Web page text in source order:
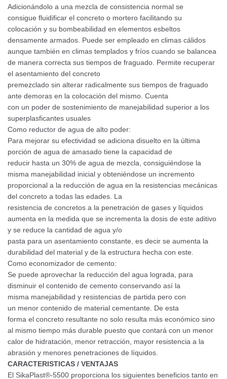
Adicionándolo a una mezcla de consistencia normal se
consigue fluidificar el concreto o mortero facilitando su
colocación y su bombeabilidad en elementos esbeltos
densamente armados. Puede ser empleado en climas cálidos
aunque también en climas templados y fríos cuando se balancea
de manera correcta sus tiempos de fraguado. Permite recuperar
el asentamiento del concreto
premezclado sin alterar radicalmente sus tiempos de fraguado
ante demoras en la colocación del mismo. Cuenta
con un poder de sostenimiento de manejabilidad superior a los
superplasficantes usuales
Como reductor de agua de alto poder:
Para mejorar su efectividad se adiciona disuelto en la última
porción de agua de amasado tiene la capacidad de
reducir hasta un 30% de agua de mezcla, consiguiéndose la
misma manejabilidad inicial y obteniéndose un incremento
proporcional a la reducción de agua en la resistencias mecánicas
del concreto a todas las edades. La
resistencia de concretos a la penetración de gases y líquidos
aumenta en la medida que se incrementa la dosis de este aditivo
y se reduce la cantidad de agua y/o
pasta para un asentamiento constante, es decir se aumenta la
durabilidad del material y de la estructura hecha con este.
Como economizador de cemento:
Se puede aprovechar la reducción del agua lograda, para
disminuir el contenido de cemento conservando así la
misma manejabilidad y resistencias de partida pero con
un menor contenido de material cementante. De esta
forma el concreto resultante no solo resulta más económico sino
al mismo tiempo más durable puesto que contará con un menor
calor de hidratación, menor retracción, mayor resistencia a la
abrasión y menores penetraciones de líquidos.
CARACTERISTICAS / VENTAJAS
El SikaPlast®-5500 proporciona los siguientes beneficios tanto en